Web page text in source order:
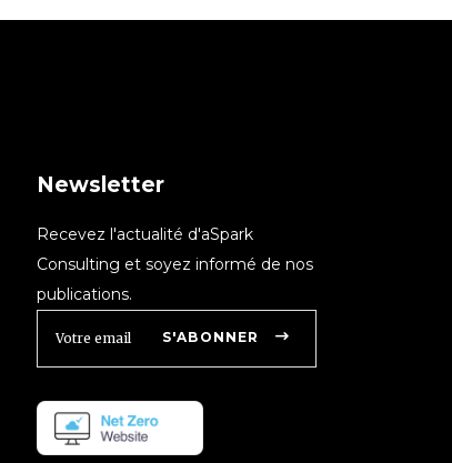
Newsletter
Recevez l'actualité d'aSpark
Consulting et soyez informé de nos
publications.
S'ABONNER